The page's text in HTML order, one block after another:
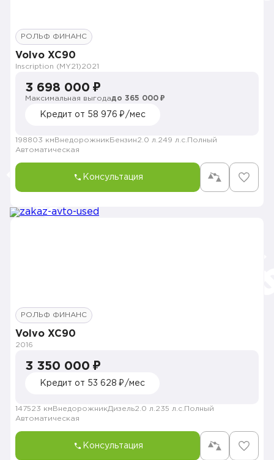
РОЛЬФ ФИНАНС
Volvo XC90
Inscription (MY21)2021
3 698 000 ₽
Максимальная выгодадо 365 000 ₽
Кредит от 58 976 ₽/мес
198803 км Внедорожник Бензин2.0 л. 249 л.с. Полный
Автоматическая
Консультация
РОЛЬФ ФИНАНС
Volvo XC90
2016
3 350 000 ₽
Кредит от 53 628 ₽/мес
147523 км ВнедорожникДизель2.0 л. 235 л.с. Полный
Автоматическая
Консультация